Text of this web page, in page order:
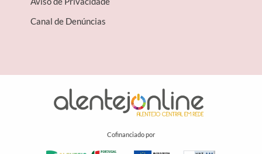
Canal de Denúncias
Cofinanciado por